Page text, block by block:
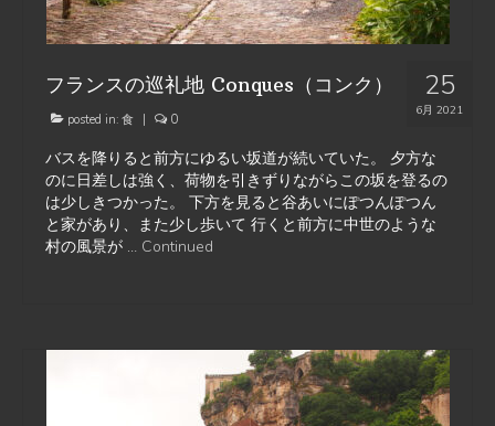
25
6月 2021
フランスの巡礼地 Conques（コンク）
posted in: 食 0
バスを降りると前方にゆるい坂道が続いていた。 夕方な
のに日差しは強く、荷物を引きずりながらこの坂を登るの
は少しきつかった。 下方を見ると谷あいにぽつんぽつん
と家があり、また少し歩いて 行くと前方に中世のような
村の風景が … Continued